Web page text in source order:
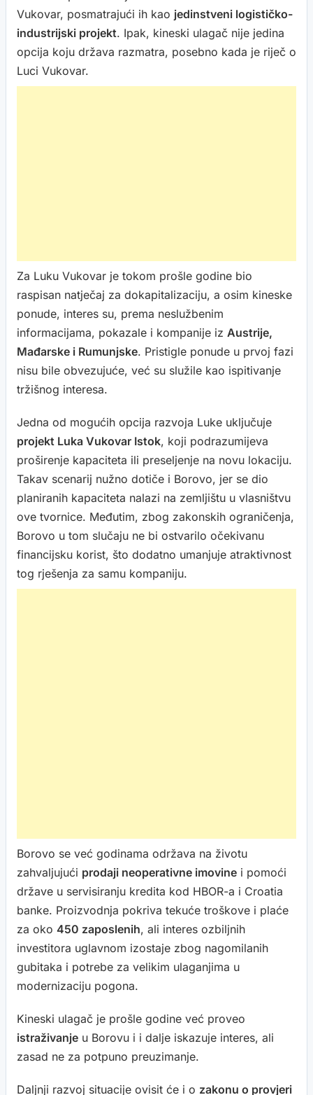
Vukovar, posmatrajući ih kao jedinstveni logističko-
industrijski projekt. Ipak, kineski ulagač nije jedina
opcija koju država razmatra, posebno kada je riječ o
Luci Vukovar.
Za Luku Vukovar je tokom prošle godine bio
raspisan natječaj za dokapitalizaciju, a osim kineske
ponude, interes su, prema neslužbenim
informacijama, pokazale i kompanije iz Austrije,
Mađarske i Rumunjske. Pristigle ponude u prvoj fazi
nisu bile obvezujuće, već su služile kao ispitivanje
tržišnog interesa.
Jedna od mogućih opcija razvoja Luke uključuje
projekt Luka Vukovar Istok, koji podrazumijeva
proširenje kapaciteta ili preseljenje na novu lokaciju.
Takav scenarij nužno dotiče i Borovo, jer se dio
planiranih kapaciteta nalazi na zemljištu u vlasništvu
ove tvornice. Međutim, zbog zakonskih ograničenja,
Borovo u tom slučaju ne bi ostvarilo očekivanu
financijsku korist, što dodatno umanjuje atraktivnost
tog rješenja za samu kompaniju.
Borovo se već godinama održava na životu
zahvaljujući prodaji neoperativne imovine i pomoći
države u servisiranju kredita kod HBOR-a i Croatia
banke. Proizvodnja pokriva tekuće troškove i plaće
za oko 450 zaposlenih, ali interes ozbiljnih
investitora uglavnom izostaje zbog nagomilanih
gubitaka i potrebe za velikim ulaganjima u
modernizaciju pogona.
Kineski ulagač je prošle godine već proveo
istraživanje u Borovu i i dalje iskazuje interes, ali
zasad ne za potpuno preuzimanje.
Daljnji razvoj situacije ovisit će i o zakonu o provjeri